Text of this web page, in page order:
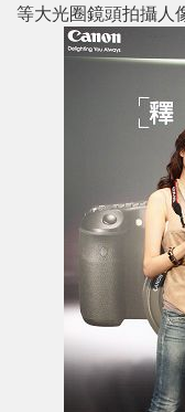
等大光圈鏡頭拍攝人